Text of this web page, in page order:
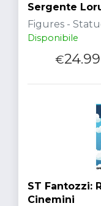
Sergente
Figures -
Disponibile
€24.99
ST Fantozzi:
Cinemini